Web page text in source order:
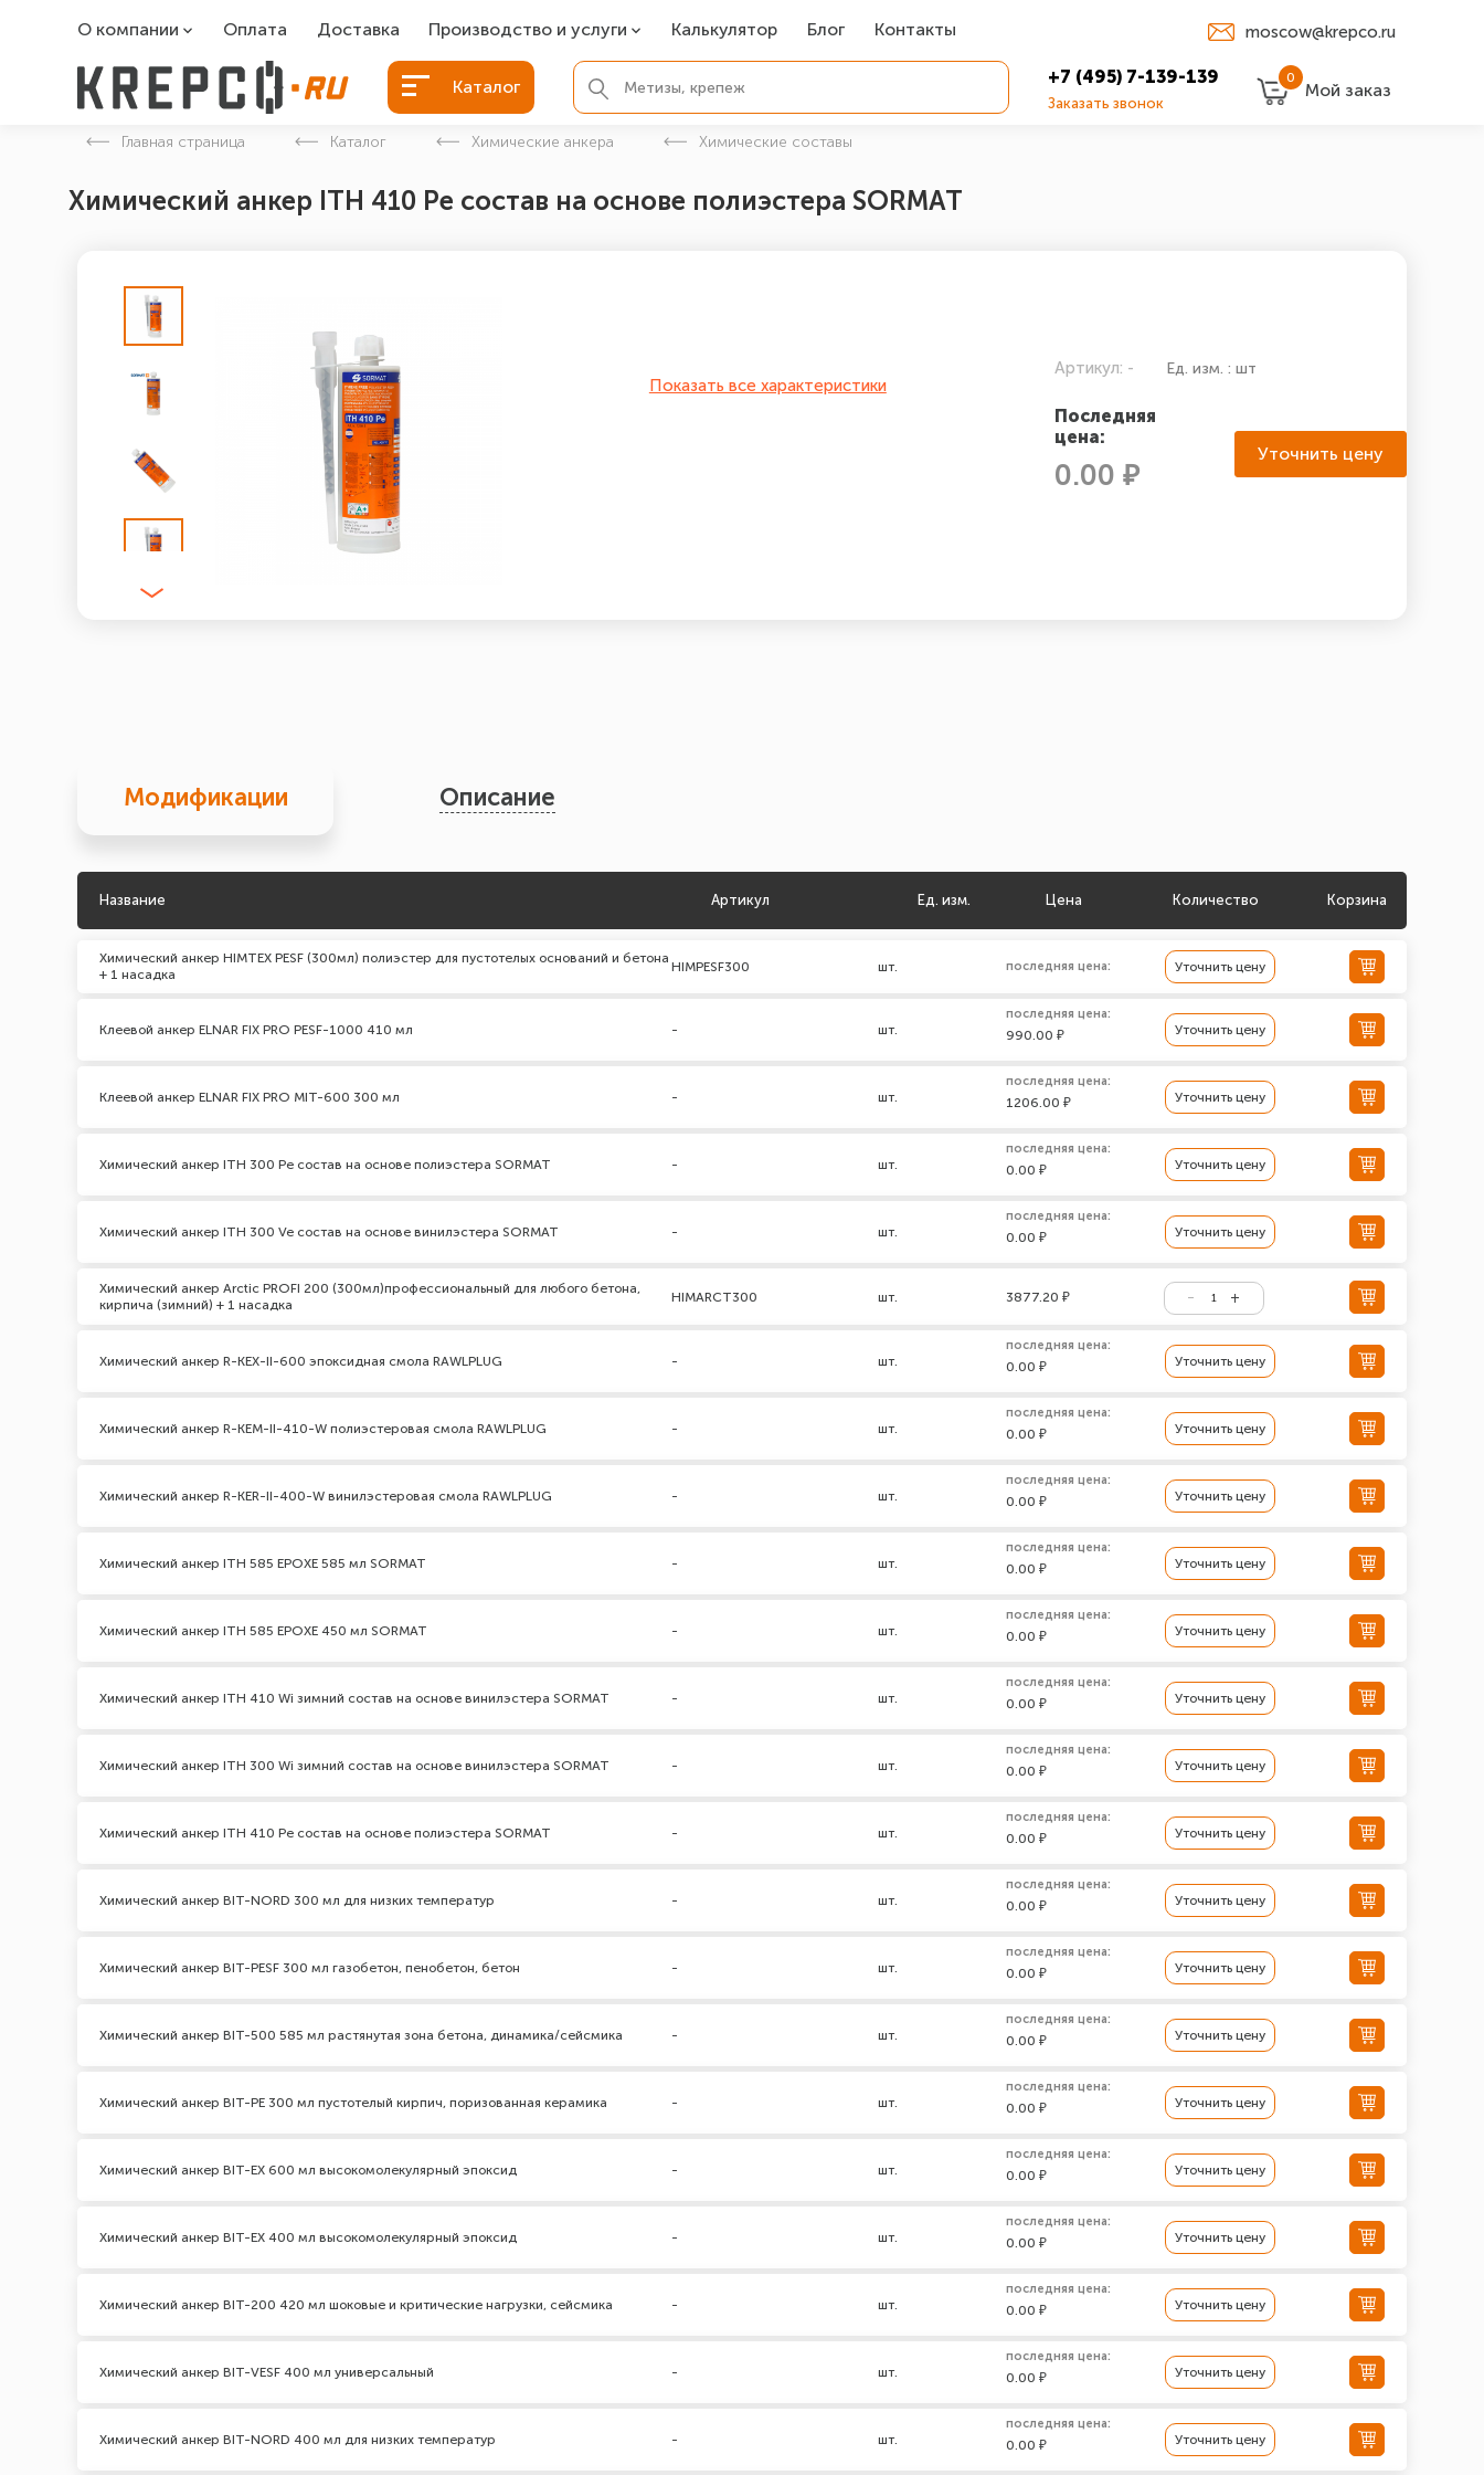
О компании
О компании
Оплата Доставка Производство и услуги
Болты БСР
Болты для фундамента
Закладные детали
Калькулятор Блог Контакты moscow@krepco.ru
Каталог +7 (495) 7-139-139
Заказать звонок
0
Мой заказ
Главная страница Каталог Химические анкера Химические составы
Химический анкер ITH 410 Pe состав на основе полиэстера SORMAT
Показать все характеристики
Артикул: - Ед. изм. : шт
Последняя
цена:
0.00 ₽
Уточнить цену
Модификации Описание
Название Артикул Ед. изм. Цена Количество Корзина
Химический анкер HIMTEX PESF (300мл) полиэстер для пустотелых оснований и бетона
+ 1 насадка
HIMPESF300 шт. последняя цена: Уточнить цену
Клеевой анкер ELNAR FIX PRO PESF-1000 410 мл - шт.
последняя цена:
990.00 ₽ Уточнить цену
Клеевой анкер ELNAR FIX PRO MIT-600 300 мл - шт.
последняя цена:
1206.00 ₽ Уточнить цену
Химический анкер ITH 300 Pe состав на основе полиэстера SORMAT - шт.
последняя цена:
0.00 ₽ Уточнить цену
Химический анкер ITH 300 Ve состав на основе винилэстера SORMAT - шт.
последняя цена:
0.00 ₽ Уточнить цену
Химический анкер Arctic PROFI 200 (300мл)профессиональный для любого бетона,
кирпича (зимний) + 1 насадка
HIMARCT300 шт. 3877.20 ₽
Химический анкер R-KEX-II-600 эпоксидная смола RAWLPLUG - шт.
последняя цена:
0.00 ₽ Уточнить цену
Химический анкер R-KEM-II-410-W полиэстеровая смола RAWLPLUG - шт.
последняя цена:
0.00 ₽ Уточнить цену
Химический анкер R-KER-II-400-W винилэстеровая смола RAWLPLUG - шт.
последняя цена:
0.00 ₽ Уточнить цену
Химический анкер ITH 585 EPOXЕ 585 мл SORMAT - шт.
последняя цена:
0.00 ₽ Уточнить цену
Химический анкер ITH 585 EPOXЕ 450 мл SORMAT - шт.
последняя цена:
0.00 ₽ Уточнить цену
Химический анкер ITH 410 Wi зимний состав на основе винилэстера SORMAT - шт.
последняя цена:
0.00 ₽ Уточнить цену
Химический анкер ITH 300 Wi зимний состав на основе винилэстера SORMAT - шт.
последняя цена:
0.00 ₽ Уточнить цену
Химический анкер ITH 410 Pe состав на основе полиэстера SORMAT - шт.
последняя цена:
0.00 ₽ Уточнить цену
Химический анкер BIT-NORD 300 мл для низких температур - шт.
последняя цена:
0.00 ₽ Уточнить цену
Химический анкер BIT-PESF 300 мл газобетон, пенобетон, бетон - шт.
последняя цена:
0.00 ₽ Уточнить цену
Химический анкер BIT-500 585 мл растянутая зона бетона, динамика/сейсмика - шт.
последняя цена:
0.00 ₽ Уточнить цену
Химический анкер BIT-PE 300 мл пустотелый кирпич, поризованная керамика - шт.
последняя цена:
0.00 ₽ Уточнить цену
Химический анкер BIT-EX 600 мл высокомолекулярный эпоксид - шт.
последняя цена:
0.00 ₽ Уточнить цену
Химический анкер BIT-EX 400 мл высокомолекулярный эпоксид - шт.
последняя цена:
0.00 ₽ Уточнить цену
Химический анкер BIT-200 420 мл шоковые и критические нагрузки, сейсмика - шт.
последняя цена:
0.00 ₽ Уточнить цену
Химический анкер BIT-VESF 400 мл универсальный - шт.
последняя цена:
0.00 ₽ Уточнить цену
Химический анкер BIT-NORD 400 мл для низких температур - шт.
последняя цена:
0.00 ₽ Уточнить цену